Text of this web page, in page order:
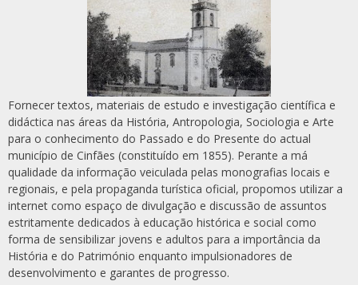
Fornecer textos, materiais de estudo e investigação científica e
didáctica nas áreas da História, Antropologia, Sociologia e Arte
para o conhecimento do Passado e do Presente do actual
município de Cinfães (constituído em 1855). Perante a má
qualidade da informação veiculada pelas monografias locais e
regionais, e pela propaganda turística oficial, propomos utilizar a
internet como espaço de divulgação e discussão de assuntos
estritamente dedicados à educação histórica e social como
forma de sensibilizar jovens e adultos para a importância da
História e do Património enquanto impulsionadores de
desenvolvimento e garantes de progresso.